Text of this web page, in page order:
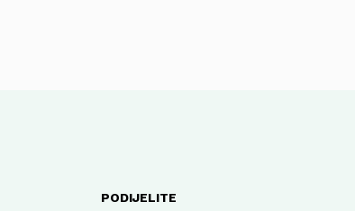
PODIJELITE